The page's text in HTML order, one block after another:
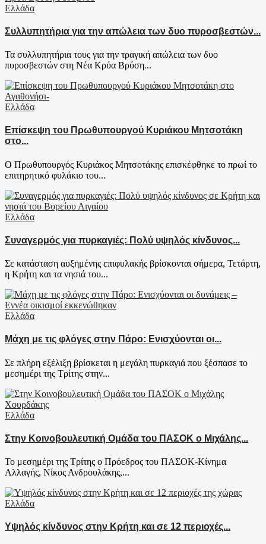
Ελλάδα
Συλλυπητήρια για την απώλεια των δυο πυροσβεστών...
Τα συλλυπητήρια τους για την τραγική απώλεια των δυο
πυροσβεστών στη Νέα Κρύα Βρύση...
Ελλάδα
Επίσκεψη του Πρωθυπουργού Κυριάκου Μητσοτάκη
στο...
Ο Πρωθυπουργός Κυριάκος Μητσοτάκης επισκέφθηκε το πρωί το
επιτηρητικό φυλάκιο του...
Ελλάδα
Συναγερμός για πυρκαγιές: Πολύ υψηλός κίνδυνος...
Σε κατάσταση αυξημένης επιφυλακής βρίσκονται σήμερα, Τετάρτη,
η Κρήτη και τα νησιά του...
Ελλάδα
Μάχη με τις φλόγες στην Πάρο: Ενισχύονται οι...
Σε πλήρη εξέλιξη βρίσκεται η μεγάλη πυρκαγιά που ξέσπασε το
μεσημέρι της Τρίτης στην...
Ελλάδα
Στην Κοινοβουλευτική Ομάδα του ΠΑΣΟΚ ο Μιχάλης...
Το μεσημέρι της Τρίτης ο Πρόεδρος του ΠΑΣΟΚ-Κίνημα
Αλλαγής, Νίκος Ανδρουλάκης,...
Ελλάδα
Υψηλός κίνδυνος στην Κρήτη και σε 12 περιοχές...